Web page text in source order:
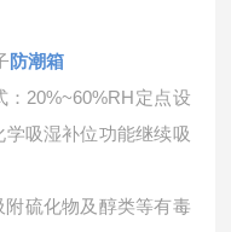
防潮箱
20%~60%RH定点设
吸湿补位功能继续吸
硫化物及醇类等有毒